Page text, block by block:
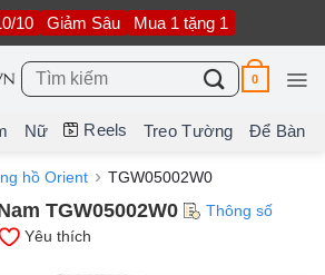
10 Giảm Sâu Mua 1 tặng 1
Tìm
kiếm:
0
Nữ Reels Treo Tường Để Bàn
hồ Orient TGW05002W0
TGW05002W0
Thông số
Yêu thích